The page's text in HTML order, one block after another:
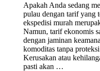
Apakah Anda sedang
pulau dengan tarif yang
ekspedisi murah
Namun, tarif ekonomis
dengan jaminan
komoditas tanpa
Kerusakan atau
pasti akan …